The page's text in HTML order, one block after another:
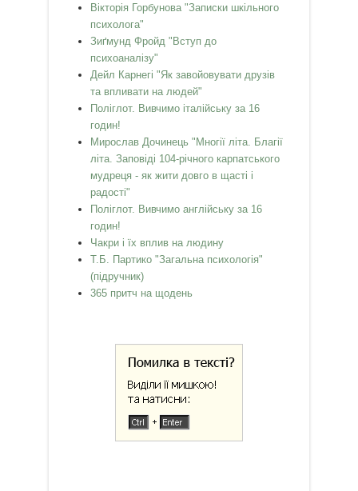
Вікторія Горбунова "Записки шкільного
психолога"
Зиґмунд Фройд "Вступ до
психоаналізу"
Дейл Карнегі "Як завойовувати друзів
та впливати на людей"
Поліглот. Вивчимо італійську за 16
годин!
Мирослав Дочинець "Многії літа. Благії
літа. Заповіді 104-річного карпатського
мудреця - як жити довго в щасті і
радості"
Поліглот. Вивчимо англійську за 16
годин!
Чакри і їх вплив на людину
Т.Б. Партико "Загальна психологія"
(підручник)
365 притч на щодень